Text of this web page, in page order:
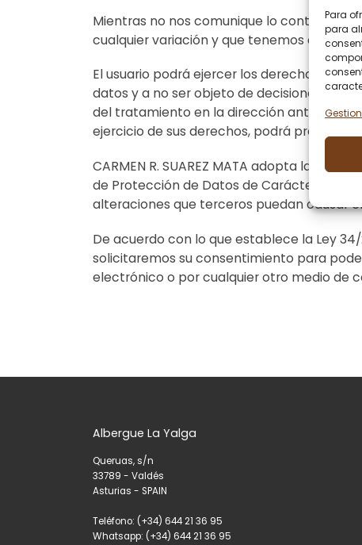
Para
para
Mientras no nos comunique lo contrario,
cualquier variación y que tenemos el
El usuario podrá ejercer los derechos de
datos y a no ser objeto de decisiones
del tratamiento en la dirección
ejercicio de sus derechos, podrá presentar
CARMEN R. SUAREZ MATA adopta las
de Protección de Datos de Carácter
alteraciones que terceros puedan causar
De acuerdo con lo que establece la Ley
solicitaremos su consentimiento para
electrónico o por cualquier otro medio de
Albergue La Yalga
Queruas, s/n
33789 - Valdés
Asturias - SPAIN
Teléfono: (+34) 644 21 36 95
Whatsapp: (+34) 644 21 36 95